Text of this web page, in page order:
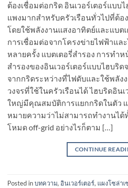
ต้องเชื่อมต่อกริด อินเวอร์เตอร์แบบ
แพงมากสำหรับครัวเรือนทั่วไปที่ต้อ
โดยใช้พลังงานแสงอาทิตย์และแบต
การเชื่อมต่อจากโครงข่ายไฟฟ้าแล
หลายครั้ง แบตเตอรี่สำรอง การทำ
สำรองของอินเวอร์เตอร์แบบไฮบริ
จากกริดระหว่างที่ไฟดับและใช้พลัง
วงจรที่ใช้ในครัวเรือนได้ ไฮบริดอิน
ใหญ่มีคุณสมบัติการแยกกริดในตัว แ
หมายความว่าไม่สามารถทำงานได้
โหมด off-grid อย่างไรก็ตาม […]
CONTINUE
Posted inบทความ, อินเวอร์เตอร์, แผงโซล่าเ